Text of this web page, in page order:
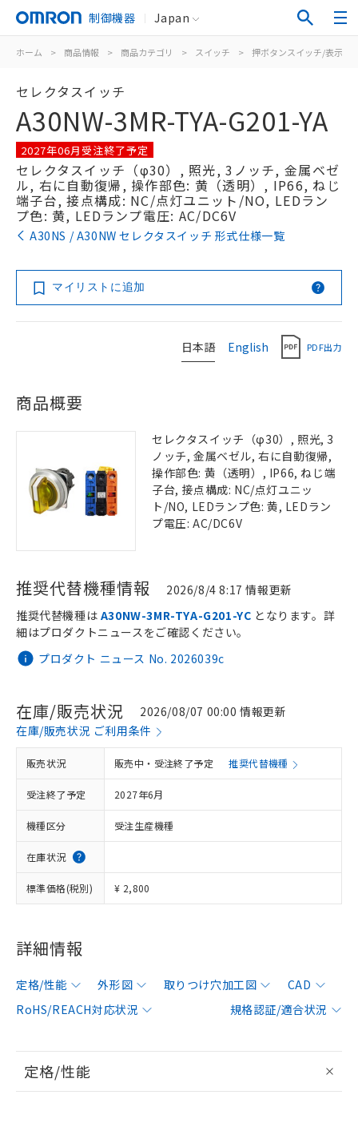
制御機器 Japan
ホーム > 商品情報 > 商品カテゴリ > スイッチ > 押ボタンスイッチ/表示灯
セレクタスイッチ
A30NW-3MR-TYA-G201-YA
2027年06月受注終了予定
セレクタスイッチ（φ30）, 照光, 3ノッチ, 金属ベゼ
ル, 右に自動復帰, 操作部色: 黄（透明）, IP66, ねじ
端子台, 接点構成: NC/点灯ユニット/NO, LEDラン
プ色: 黄, LEDランプ電圧: AC/DC6V
A30NS / A30NW セレクタスイッチ 形式仕様一覧
マイリストに追加
日本語 English PDF出力
商品概要
セレクタスイッチ（φ30）, 照光, 3
ノッチ, 金属ベゼル, 右に自動復帰,
操作部色: 黄（透明）, IP66, ねじ端
子台, 接点構成: NC/点灯ユニッ
ト/NO, LEDランプ色: 黄, LEDラン
プ電圧: AC/DC6V
推奨代替機種情報 2026/8/4 8:17 情報更新
プロダクト ニュース No. 2026039c
推奨代替機種は A30NW-3MR-TYA-G201-YC となります。詳
細はプロダクトニュースをご確認ください。
在庫/販売状況
2026/08/07 00:00 情報更新
在庫/販売状況 ご利用条件
販売状況 販売中・受注終了予定 推奨代替機種
受注終了予定 2027年6月
機種区分 受注生産機種
在庫状況
標準価格(税別) ¥ 2,800
詳細情報
定格/性能 外形図 取りつけ穴加工図
CAD
RoHS/REACH対応状況
規格認証/適合状況
定格/性能